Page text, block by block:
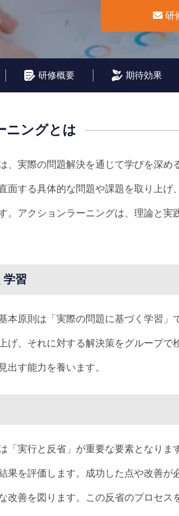
研
研修概要 期待効果
ニングとは
、実際の問題解決を通じて学びを深
面する具体的な問題や課題を取り上
。アクションラーニングは、理論と
学習
本原則は「実際の問題に基づく学習
げ、それに対する解決策をグループ
出す能力を養います。
「実行と反省」が重要な要素となり
果を評価します。成功した点や改善が
改善を図ります。この反省のプロセ